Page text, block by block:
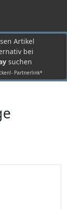
Artikel
bei
suchen
Partnerlink*